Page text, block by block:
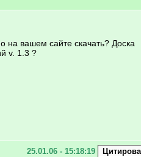
на вашем сайте скачать? Доска
v. 1.3 ?
25.01.06 - 15:18:19